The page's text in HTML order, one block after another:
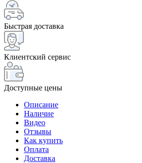
Быстрая доставка
Клиентский сервис
Доступные цены
Описание
Наличие
Видео
Отзывы
Как купить
Оплата
Доставка